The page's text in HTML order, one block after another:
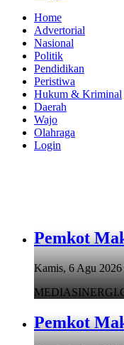
Home
Advertorial
Nasional
Politik
Pendidikan
Peristiwa
Hukum & Kriminal
Daerah
Wajo
Olahraga
Login
Pemkot
Kamis, 6 Agu
Pemkot